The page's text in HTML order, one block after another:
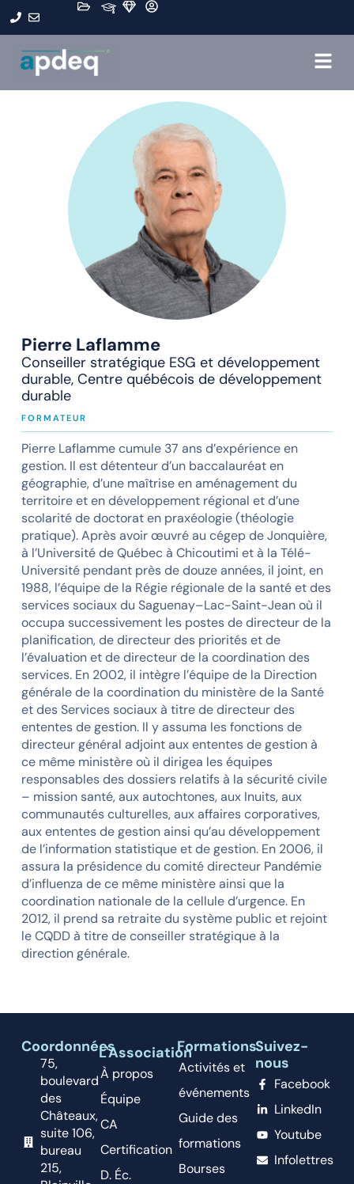
Pierre Laflamme
Conseiller stratégique ESG et développement
durable, Centre québécois de développement
durable
FORMATEUR
Pierre Laflamme cumule 37 ans d’expérience en
gestion. Il est détenteur d’un baccalauréat en
géographie, d’une maîtrise en aménagement du
territoire et en développement régional et d’une
scolarité de doctorat en praxéologie (théologie
pratique). Après avoir œuvré au cégep de Jonquière,
à l’Université de Québec à Chicoutimi et à la Télé-
Université pendant près de douze années, il joint, en
1988, l’équipe de la Régie régionale de la santé et des
services sociaux du Saguenay–Lac-Saint-Jean où il
occupa successivement les postes de directeur de la
planification, de directeur des priorités et de
l’évaluation et de directeur de la coordination des
services. En 2002, il intègre l’équipe de la Direction
générale de la coordination du ministère de la Santé
et des Services sociaux à titre de directeur des
ententes de gestion. Il y assuma les fonctions de
directeur général adjoint aux ententes de gestion à
ce même ministère où il dirigea les équipes
responsables des dossiers relatifs à la sécurité civile
– mission santé, aux autochtones, aux Inuits, aux
communautés culturelles, aux affaires corporatives,
aux ententes de gestion ainsi qu’au développement
de l’information statistique et de gestion. En 2006, il
assura la présidence du comité directeur Pandémie
d’influenza de ce même ministère ainsi que la
coordination nationale de la cellule d’urgence. En
2012, il prend sa retraite du système public et rejoint
le CQDD à titre de conseiller stratégique à la
direction générale.
Coordonnées
75,
boulevard
des
Châteaux,
suite 106,
bureau
215,
L'Association
À propos
Équipe
CA
Certification
D. Éc.
Formations
Activités et
événements
Guide des
formations
Bourses
Suivez-
nous
Facebook
LinkedIn
Youtube
Infolettres